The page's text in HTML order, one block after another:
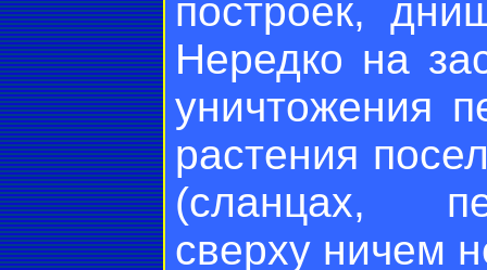
построек,
Нередко на
уничтожения
растения
(сланцах,
сверху ничем